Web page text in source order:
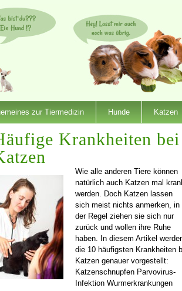
zur Tiermedizin Hunde Katzen
Krankheiten bei
Wie alle anderen Tiere können
natürlich auch Katzen mal
werden. Doch Katzen lassen
sich meist nichts anmerken, in
der Regel ziehen sie sich nur
zurück und wollen ihre Ruhe
haben. In diesem Artikel
die 10 häufigsten Krankheiten
Katzen genauer vorgestellt:
Katzenschnupfen Parvovirus-
Infektion Wurmerkrankungen